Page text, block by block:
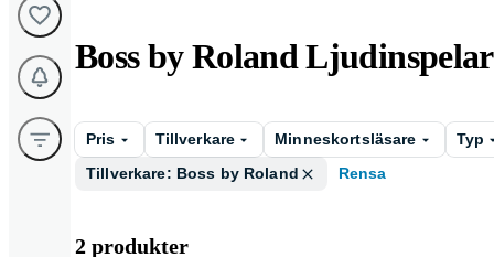
Boss by Roland
Pris Tillverkare Minneskortsläsare
Typ
Tillverkare: Boss by Roland
Rensa
2 produkter